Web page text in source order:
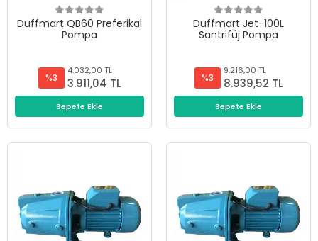
Duffmart QB60 Preferikal
Pompa
%3
4.032,00 TL
3.911,04 TL
Sepete Ekle
Duffmart Jet-100L
Santrifüj Pompa
%3
9.216,00 TL
8.939,52 TL
Sepete Ekle